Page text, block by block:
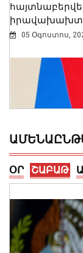
05 Օգոստոս,
Արմեն
նախագահի
ՕՐ ՇԱԲԱԹ